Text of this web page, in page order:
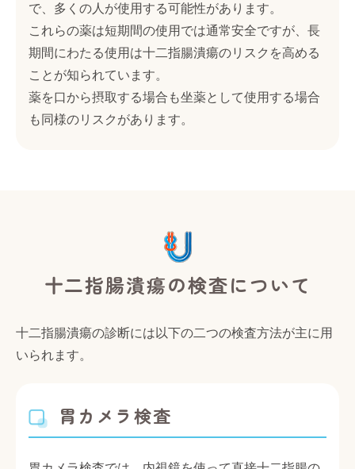
で、多くの人が使用する可能性があります。
これらの薬は短期間の使用では通常安全ですが、長
期間にわたる使用は十二指腸潰瘍のリスクを高める
ことが知られています。
薬を口から摂取する場合も坐薬として使用する場合
も同様のリスクがあります。
十二指腸潰瘍の検査について
十二指腸潰瘍の診断には以下の二つの検査方法が主に用
いられます。
胃カメラ検査